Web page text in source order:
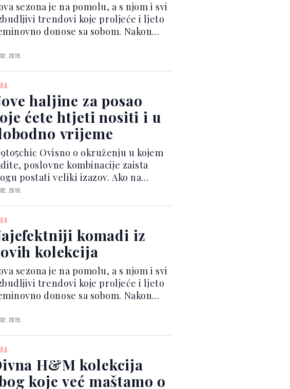
sezona je na pomolu, a s njom i svi
trendovi koje proljeće i ljeto
donose sa sobom. Nakon
kaputa, duplih čarapa i slično,
čekamo uskočiti u lagane i
mater...
2019.
haljine za posao
ćete htjeti nositi i u
vrijeme
Ovisno o okruženju u kojem
poslovne kombinacije zaista
postati veliki izazov. Ako na
radnom mjestu vlada strogi
mašti i igri s vlastitim stilom,
da sve svoje odje...
2019.
komadi iz
kolekcija
sezona je na pomolu, a s njom i svi
trendovi koje proljeće i ljeto
donose sa sobom. Nakon
kaputa, duplih čarapa i slično,
čekamo uskočiti u lagane i
mater...
2019.
H&M kolekcija
koje već maštamo o